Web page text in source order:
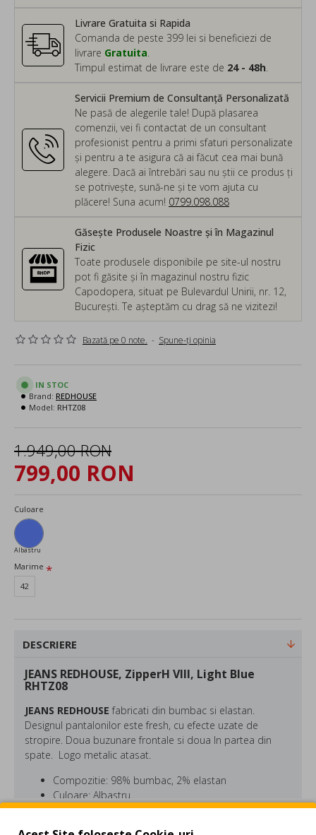
Servicii Premium de Consultanță Personalizată
Ne pasă de alegerile tale! După plasarea
comenzii, vei fi contactat de un consultant
profesionist pentru a primi sfaturi personalizate
și pentru a te asigura că ai făcut cea mai bună
alegere. Dacă ai întrebări sau nu știi ce produs ți
se potrivește, sună-ne și te vom ajuta cu
plăcere! Suna acum! 0799.098.088
Livrare Gratuita si Rapida
Comanda de peste 399 lei si beneficiezi de
livrare Gratuita
Timpul estimat de livrare este de 24 - 48h
Găsește Produsele Noastre și în Magazinul
Fizic
Toate produsele disponibile pe site-ul nostru
pot fi găsite și în magazinul nostru fizic
Capodopera, situat pe Bulevardul Unirii, nr. 12,
București. Te așteptăm cu drag să ne vizitezi!
Bazată pe 0 note. - Spune-ţi opinia
799,00 RON
1.949,00 RON
IN STOC
Brand: REDHOUSE
Model: RHTZ08
Culoare
Albastru
Marime
42
DESCRIERE
JEANS REDHOUSE, ZipperH VIII, Light Blue
RHTZ08
JEANS REDHOUSE fabricati din bumbac si elastan.
Designul pantalonilor este fresh, cu efecte uzate de
stropire. Doua buzunare frontale si doua In partea din
spate. Logo metalic atasat.
Compozitie: 98% bumbac, 2% elastan
Culoare: Albastru
REVIEW-URI